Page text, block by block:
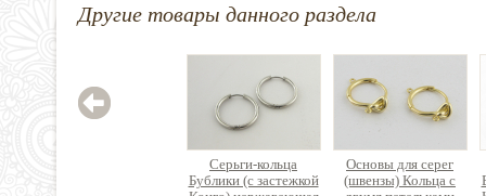
Другие товары данного раздела
Серьги-кольца
Бублики (с застежкой
Основы для серег
(швензы) Кольца с